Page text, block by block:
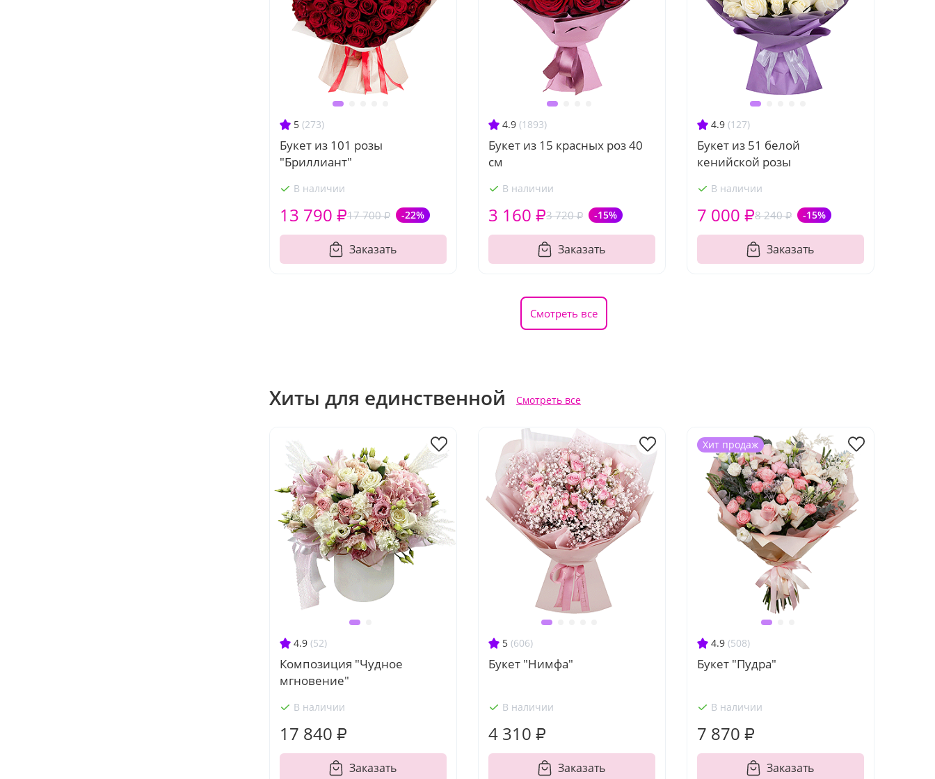
5 (273)
Букет из 101 розы
"Бриллиант"
В наличии
17 700 ₽ -22%
13 790 ₽
Заказать
4.9 (1893)
Букет из 15 красных роз 40
см
В наличии
3 720 ₽ -15%
3 160 ₽
Заказать
4.9 (127)
Букет из 51 белой
кенийской розы
В наличии
8 240 ₽ -15%
7 000 ₽
Заказать
Смотреть все
Хиты для единственной Смотреть все
4.9 (52)
Композиция "Чудное
мгновение"
В наличии
17 840 ₽
Заказать
5 (606)
Букет "Нимфа"
В наличии
4 310 ₽
Заказать
4.9 (508)
Букет "Пудра"
В наличии
7 870 ₽
Заказать
Хит продаж